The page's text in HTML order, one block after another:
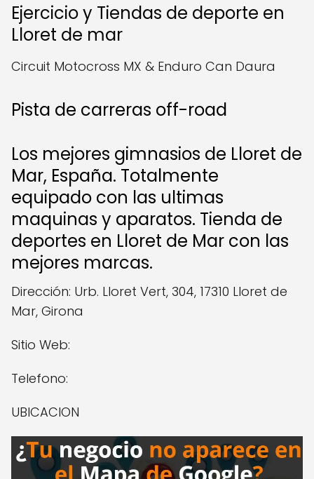
Ejercicio y Tiendas de deporte en
Lloret de mar
Circuit Motocross MX & Enduro Can Daura
Pista de carreras off-road
Los mejores gimnasios de Lloret de
Mar, España. Totalmente
equipado con las ultimas
maquinas y aparatos. Tienda de
deportes en Lloret de Mar con las
mejores marcas.
Dirección: Urb. Lloret Vert, 304, 17310 Lloret de
Mar, Girona
Sitio Web:
Telefono:
UBICACION